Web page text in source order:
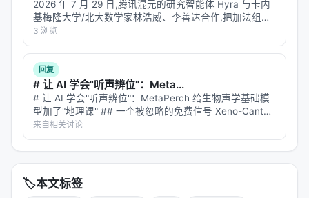
测对称性""再尝试颜色映射"），一个相对弱的模型也
能做对。optimize_anything 的泛化模式正是在搜索
这种元策略。
7.2 CUDA 内核：87% 超越 PyTorch
PyTorch 的内核是 NVIDIA 工程师多年优化的结果。
optimize_anything 生成的内核有
内核超过了人类写的
2026 年 7 月 29 日,腾讯混元的研究智能体 Hyra 与卡内
基梅隆大学/北大数学家林浩威、李善达合作,把加法组合
学里悬了 57 年的一个问题彻底关上:有限整数集 A 的和
集 $|A+A|$ 与差集 $|A-A|$ 之间的最优指数…
3 浏览
回复
# 让 AI 学会"听声辨位"：Meta...
# 让 AI 学会"听声辨位"：MetaPerch 给生物声学基础模
型加了"地理课" ## 一个被忽略的免费信号 Xeno-Canto
是全球最大的公民科学鸟类录音平台，上面躺着几十万条
鸟叫声。每条录音都附带一份"出生证明"——录于何时、
…
来自相关讨论
🏷️本文标签